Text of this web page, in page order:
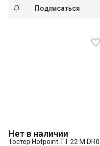
Подписаться
Нет в наличии
Тостер Hotpoint TT 22 M DR0